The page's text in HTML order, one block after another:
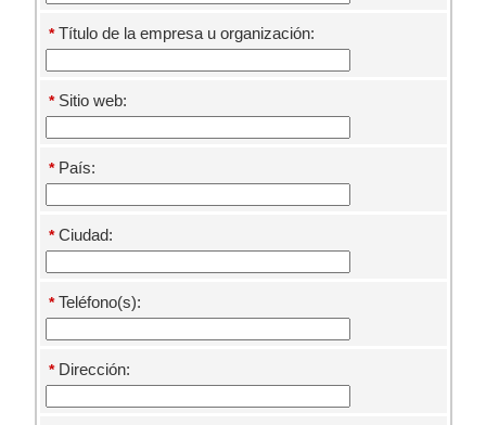
* Título de la empresa u organización:
* Sitio web:
* País:
* Ciudad:
* Teléfono(s):
* Dirección: